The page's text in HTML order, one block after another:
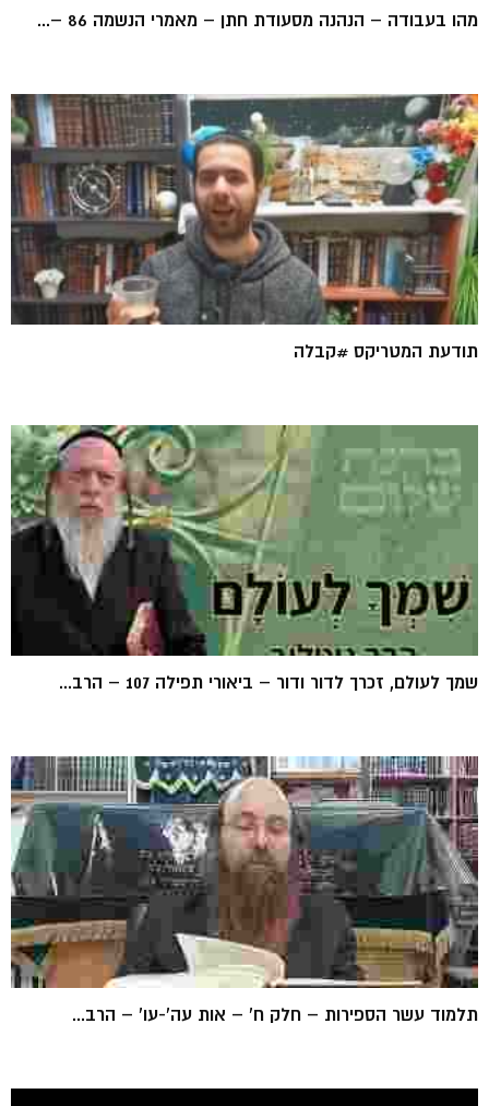
מהו בעבודה – הנהנה מסעודת חתן – מאמרי הנשמה 86 –...
תודעת המטריקס #קבלה
שמך לעולם, זכרך לדור ודור – ביאורי תפילה 107 – הרב...
תלמוד עשר הספירות – חלק ח' – אות עה'-עו' – הרב...